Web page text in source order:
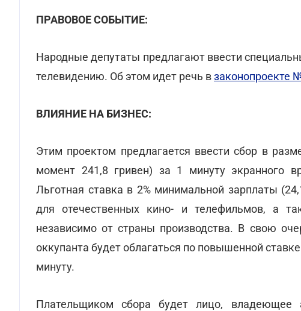
ПРАВОВОЕ СОБЫТИЕ:
Народные депутаты предлагают ввести
телевидению. Об этом идет речь взаконопроекте
ВЛИЯНИЕ НА БИЗНЕС:
Этим проектом предлагается ввести сбор в
момент 241,8 гривен) за 1 минуту экранного
Льготная ставка в 2% минимальной зарплаты
для отечественных кино- и телефильмов, а
независимо от страны производства. В свою
оккупанта будет облагаться по повышенной
минуту.
Плательщиком сбора будет лицо, владеющее